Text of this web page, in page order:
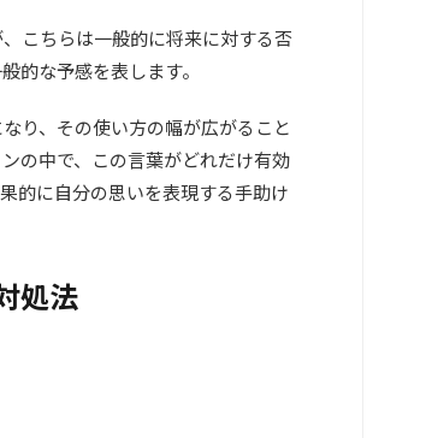
こちらは一般的に将来に対する否
的な予感を表します。
り、その使い方の幅が広がること
の中で、この言葉がどれだけ有効
的に自分の思いを表現する手助け
処法